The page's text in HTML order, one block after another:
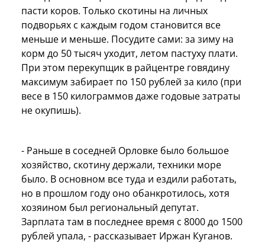
пасти коров. Только скотины на личных
подворьях с каждым годом становится все
меньше и меньше. Посудите сами: за зиму на
корм до 50 тысяч уходит, летом пастуху плати.
При этом перекупщик в райцентре говядину
максимум забирает по 150 рублей за кило (при
весе в 150 килограммов даже годовые затраты
не окупишь).
- Раньше в соседней Орловке было большое
хозяйство, скотину держали, техники море
было. В основном все туда и ездили работать,
но в прошлом году оно обанкротилось, хотя
хозяином был региональный депутат.
Зарплата там в последнее время с 8000 до 1500
рублей упала, - рассказывает Иржан Куганов.